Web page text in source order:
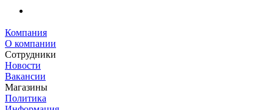
Компания
О компании
Сотрудники
Новости
Вакансии
Магазины
Политика